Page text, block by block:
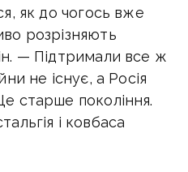
як до чогось вже
розрізняють
— Підтримали все ж
не існує, а Росія
старше покоління.
і ковбаса